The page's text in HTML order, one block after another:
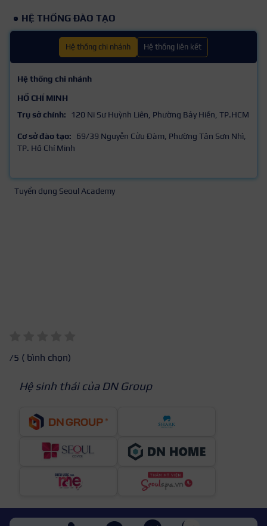
HỆ THỐNG ĐÀO TẠO
Hệ thống chi nhánh Hệ thống liên kết
Hệ thống chi nhánh
HỒ CHÍ MINH
Trụ sở chính:
120 Ni Sư Huỳnh Liên, Phường Bảy Hiền, TP.HCM
Cơ sở đào tạo:
69/39 Nguyễn Cửu Đàm, Phường Tân Sơn Nhì,
TP. Hồ Chí Minh
Tuyển dụng Seoul Academy
/5 ( bình chọn)
Hệ sinh thái của DN Group